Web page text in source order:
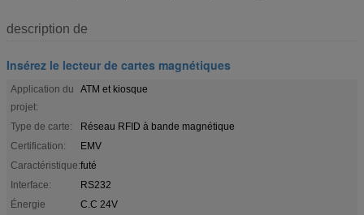
description de
Insérez le lecteur de cartes magnétiques
Application du
projet:
ATM et kiosque
Type de carte:
Réseau RFID à bande magnétique
Certification:
EMV
Caractéristique:futé
Interface:
RS232
Énergie
C.C 24V